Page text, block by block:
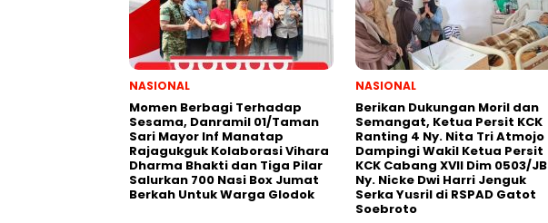
NASIONAL
Momen Berbagi Terhadap
Sesama, Danramil 01/Taman
Sari Mayor Inf Manatap
Rajagukguk Kolaborasi Vihara
Dharma Bhakti dan Tiga Pilar
Salurkan 700 Nasi Box Jumat
Berkah Untuk Warga Glodok
NASIONAL
Berikan Dukungan Moril dan
Semangat, Ketua Persit KCK
Ranting 4 Ny. Nita Tri Atmojo
Dampingi Wakil Ketua Persit
KCK Cabang XVII Dim 0503/JB
Ny. Nicke Dwi Harri Jenguk
Serka Yusril di RSPAD Gatot
Soebroto